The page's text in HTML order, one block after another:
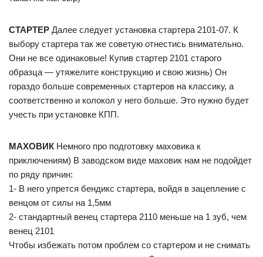
СТАРТЕР Далее следует установка стартера 2101-07. К
выбору стартера так же советую отнестись внимательно.
Они не все одинаковые! Купив стартер 2101 старого
образца — утяжелите конструкцию и свою жизнь) Он
гораздо больше современных стартеров на классику, а
соответственно и колокол у него больше. Это нужно будет
учесть при установке КПП.
МАХОВИК Немного про подготовку маховика к
приключениям) В заводском виде маховик нам не подойдет
по ряду причин:
1- В него упрется бендикс стартера, войдя в зацепление с
венцом от силы на 1,5мм
2- стандартный венец стартера 2110 меньше на 1 зуб, чем
венец 2101
Чтобы избежать потом проблем со стартером и не снимать